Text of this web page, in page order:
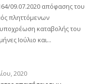
09.07.2020 απόφασης του
πληττόμενων
καταβολής του
Ιούλιο και...
2020